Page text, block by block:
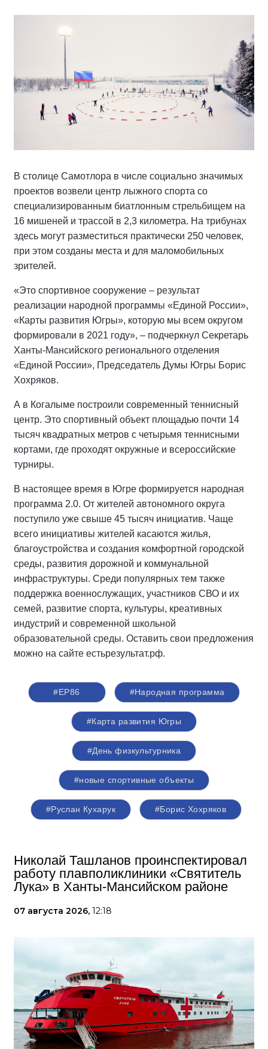
В столице Самотлора в числе социально значимых
проектов возвели центр лыжного спорта со
специализированным биатлонным стрельбищем на
16 мишеней и трассой в 2,3 километра. На трибунах
здесь могут разместиться практически 250 человек,
при этом созданы места и для маломобильных
зрителей.
«Это спортивное сооружение – результат
реализации народной программы «Единой России»,
«Карты развития Югры», которую мы всем округом
формировали в 2021 году», – подчеркнул Секретарь
Ханты-Мансийского регионального отделения
«Единой России», Председатель Думы Югры Борис
Хохряков.
А в Когалыме построили современный теннисный
центр. Это спортивный объект площадью почти 14
тысяч квадратных метров с четырьмя теннисными
кортами, где проходят окружные и всероссийские
турниры.
В настоящее время в Югре формируется народная
программа 2.0. От жителей автономного округа
поступило уже свыше 45 тысяч инициатив. Чаще
всего инициативы жителей касаются жилья,
благоустройства и создания комфортной городской
среды, развития дорожной и коммунальной
инфраструктуры. Среди популярных тем также
поддержка военнослужащих, участников СВО и их
семей, развитие спорта, культуры, креативных
индустрий и современной школьной
образовательной среды. Оставить свои предложения
можно на сайте естьрезультат.рф.
#ЕР86 #Народная программа
#Карта развития Югры
#День физкультурника
#новые спортивные объекты
#Руслан Кухарук #Борис Хохряков
Николай Ташланов проинспектировал
работу плавполиклиники «Святитель
Лука» в Ханты-Мансийском районе
07 августа 2026, 12:18